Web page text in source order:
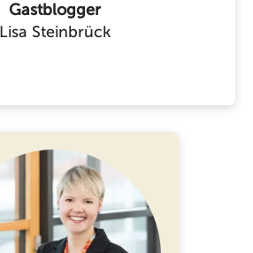
Gastblogger
Lisa Steinbrück